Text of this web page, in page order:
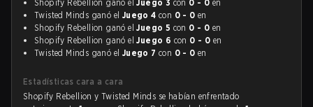
Shopify Rebellion ganó elJuego 3 con 0 - 0 en
Twisted Minds ganó el Juego 4 con 0 - 0 en
Shopify Rebellion ganó elJuego 5 con 0 - 0 en
Shopify Rebellion ganó elJuego 6 con 0 - 0 en
Twisted Minds ganó el Juego 7 con 0 - 0 en
Estadísticas cara a cara
Shopify Rebellion y Twisted Minds se habían enfrentado